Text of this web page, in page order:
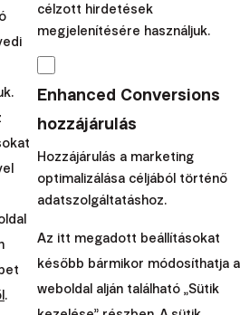
közvetlenül a fiókjában
mind a webes
és díjak szekcióban
ebben a blogbejegyzésbenis
az előnyöknek
lesz Önnek velünk
kérdése van, szívesen segítünk
a Finax, o.c.p., a.s.
.
célzott hirdetések
megjelenítésére használjuk.
Enhanced Conversions
hozzájárulás
Hozzájárulás a marketing
optimalizálása céljából történő
adatszolgáltatáshoz.
Az itt megadott beállításokat
később bármikor módosíthatja a
weboldal alján található „Sütik